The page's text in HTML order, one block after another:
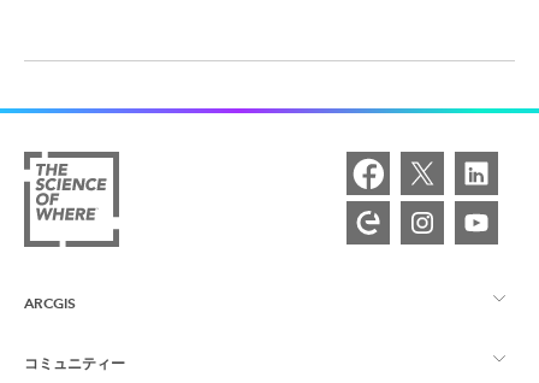
ARCGIS
ArcGIS の概要
コミュニティー